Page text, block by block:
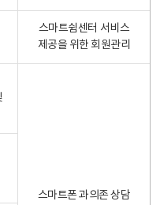
스마트쉼센터 서비스
제공을 위한 회원관리
스마트폰 과의존 상담